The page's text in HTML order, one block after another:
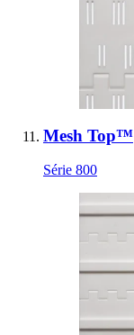
Mesh Top™
Série 800